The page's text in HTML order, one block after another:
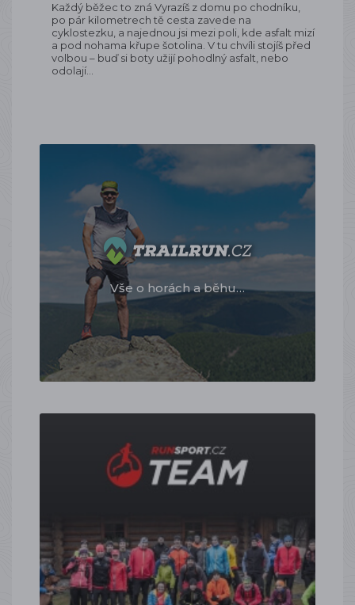
Každý běžec to zná Vyrazíš z domu po chodníku,
po pár kilometrech tě cesta zavede na
cyklostezku, a najednou jsi mezi poli, kde asfalt mizí
a pod nohama křupe šotolina. V tu chvíli stojíš před
volbou – buď si boty užijí pohodlný asfalt, nebo
odolají…
Vše o horách a běhu…